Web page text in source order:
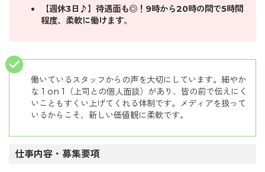
【週休3日♪】待遇面も◎！9時から20時の間で5時間
程度、柔軟に働けます。
働いているスタッフからの声を大切にしています。細やか
な 1 on 1（上司との個人面談）があり、皆の前で伝えにく
いこともすくい上げてくれる体制です。メディアを扱って
いるからこそ、新しい価値観に柔軟です。
仕事内容・募集要項